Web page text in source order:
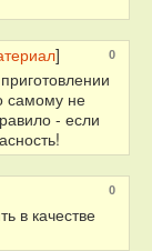
0
]
самому не
- если
0
в качестве